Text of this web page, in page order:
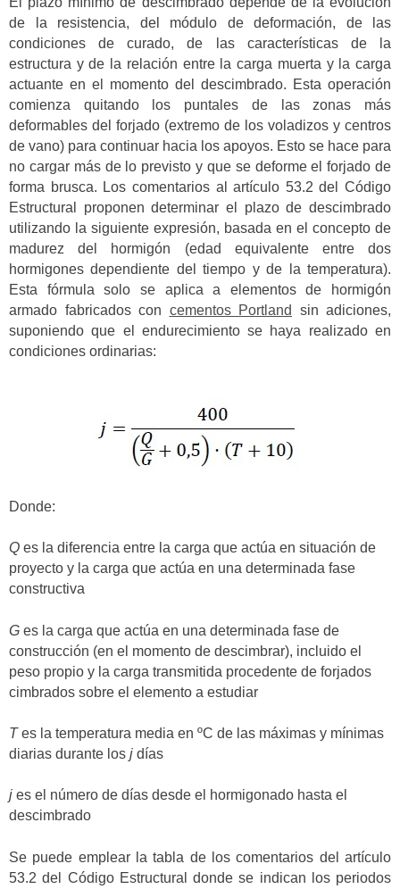
de la resistencia, del módulo de deformación, de las
condiciones de curado, de las características de la
estructura y de la relación entre la carga muerta y la carga
actuante en el momento del descimbrado. Esta operación
comienza quitando los puntales de las zonas más
deformables del forjado (extremo de los voladizos y centros
de vano) para continuar hacia los apoyos. Esto se hace para
no cargar más de lo previsto y que se deforme el forjado de
forma brusca. Los comentarios al artículo 53.2 del Código
Estructural proponen determinar el plazo de descimbrado
utilizando la siguiente expresión, basada en el concepto de
madurez del hormigón (edad equivalente entre dos
hormigones dependiente del tiempo y de la temperatura).
Esta fórmula solo se aplica a elementos de hormigón
armado fabricados con cementos Portland
sin adiciones,
suponiendo que el endurecimiento se haya realizado en
condiciones ordinarias:
Donde:
Q es la diferencia entre la carga que actúa en situación de
proyecto y la carga que actúa en una determinada fase
constructiva
G es la carga que actúa en una determinada fase de
construcción (en el momento de descimbrar), incluido el
peso propio y la carga transmitida procedente de forjados
cimbrados sobre el elemento a estudiar
Tes la temperatura media en ºC de las máximas y mínimas
diarias durante los j días
j es el número de días desde el hormigonado hasta el
descimbrado
Se puede emplear la tabla de los comentarios del artículo
53.2 del Código Estructural donde se indican los periodos